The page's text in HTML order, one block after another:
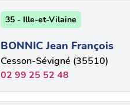
35 - Ille-et-Vilaine
BONNIC Jean François
Cesson-Sévigné (35510)
02 99 25 52 48